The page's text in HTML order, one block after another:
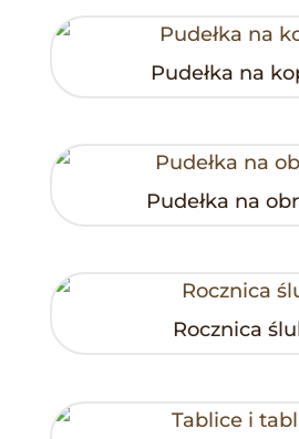
Pudełka na
Pudełka na
Rocznica